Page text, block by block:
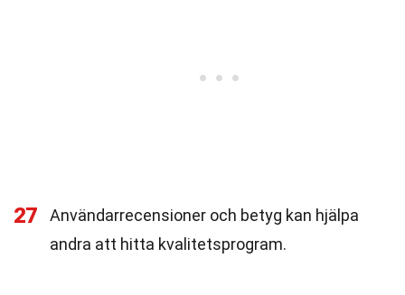
27
Användarrecensioner och betyg kan hjälpa
andra att hitta kvalitetsprogram.